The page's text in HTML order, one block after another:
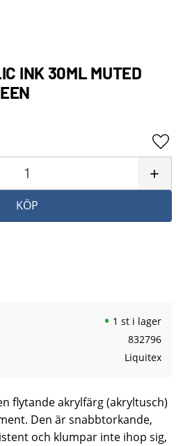
INK 30ML MUTED
+
KÖP
1 st i lager
832796
Liquitex
flytande akrylfärg (akryltusch)
Den är snabbtorkande,
och klumpar inte ihop sig,